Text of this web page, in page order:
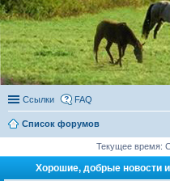
Ссылки FAQ
Список форумов
Текущее время:
Хорошие, добрые новости